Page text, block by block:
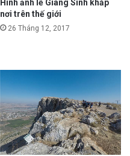
Hình ảnh lễ Giáng Sinh khắp
nơi trên thế giới
26 Tháng 12, 2017